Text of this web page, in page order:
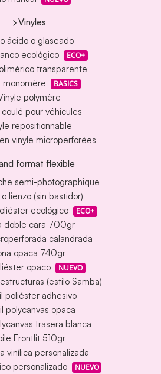
Vinyles
ácido o glaseado
ecológico
ECO+
transparente
monomère
BASICS
polymère
pour véhicules
repositionnable
vinyle microperforées
format flexible
semi-photographique
lienzo (sin bastidor)
ecológico
ECO+
doble cara 700gr
calandrada
opaca 740gr
opaco
NUEVO
(estilo Samba)
poliéster adhesivo
polycanvas opaca
trasera blanca
Frontlit 510gr
vinílica personalizada
personalizado
NUEVO